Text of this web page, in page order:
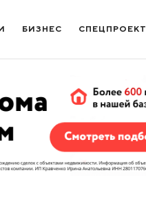
БИЗНЕС СПЕЦПРОЕКТ